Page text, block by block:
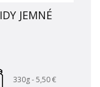
JEMNÉ
330g -5,50 €